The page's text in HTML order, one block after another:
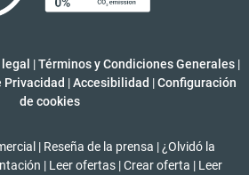
|Términos y Condiciones Generales |
Privacidad | Accesibilidad | Configuración
de cookies
| Reseña de la prensa | ¿Olvidó la
| Leer ofertas | Crear oferta | Leer